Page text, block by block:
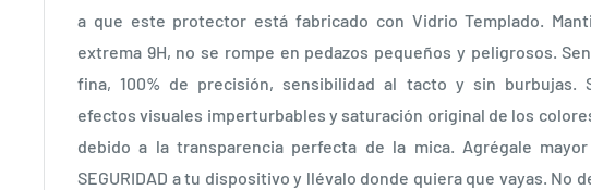
a que este protector está fabricado con Vidrio Templado.
extrema 9H, no se rompe en pedazos pequeños y peligrosos.
fina, 100% de precisión, sensibilidad al tacto y sin burbujas.
efectos visuales imperturbables y saturación original de los
debido a la transparencia perfecta de la mica. Agrégale mayor
SEGURIDAD a tu dispositivo y llévalo donde quiera que vayas. No